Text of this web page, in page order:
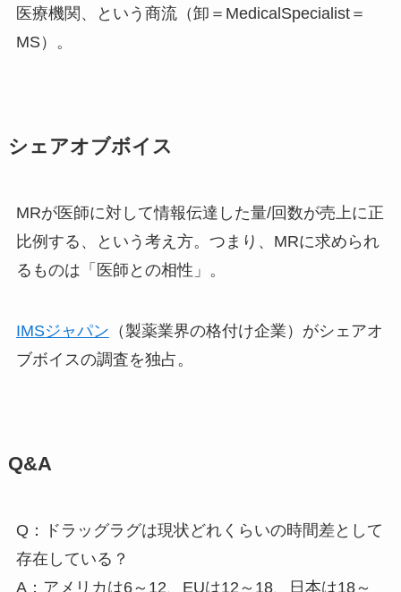
医療機関、という商流（卸＝MedicalSpecialist＝
MS）。
シェアオブボイス
MRが医師に対して情報伝達した量/回数が売上に正
比例する、という考え方。つまり、MRに求められ
るものは「医師との相性」。
IMSジャパン （製薬業界の格付け企業）がシェアオ
ブボイスの調査を独占。
Q&A
Q：ドラッグラグは現状どれくらいの時間差として
存在している？
A：アメリカは6～12、EUは12～18、日本は18～